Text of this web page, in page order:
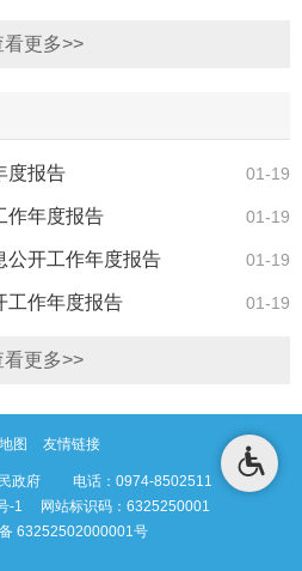
看更多>>
01-19
度报告
01-19
作年度报告
01-19
公开工作年度报告
01-19
工作年度报告
看更多>>
图 友情链接
民政府 电话：0974-8502511
-1 网站标识码：6325250001
63252502000001号